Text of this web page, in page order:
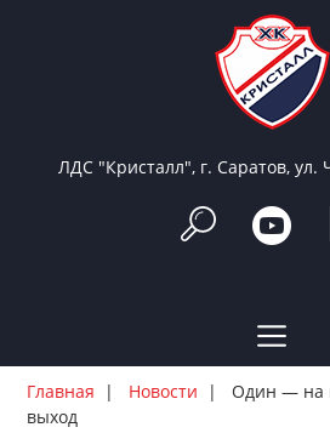
ЛДС "Кристалл", г. Саратов, ул.
Главная Новости
Один — на
выход